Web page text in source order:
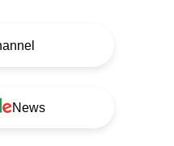
News